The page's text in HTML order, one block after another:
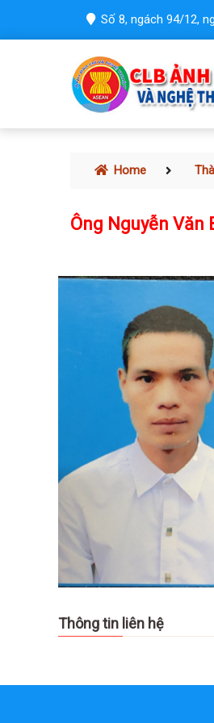
Số 8, ngách 94/12,
Home
Ông Nguyễn Văn
Thông tin liên hệ